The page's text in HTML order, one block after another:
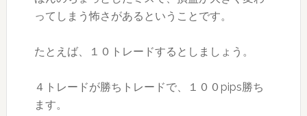
ってしまう怖さがあるということです。
たとえば、１０トレードするとしましょう。
４トレードが勝ちトレードで、１００pips勝ち
ます。